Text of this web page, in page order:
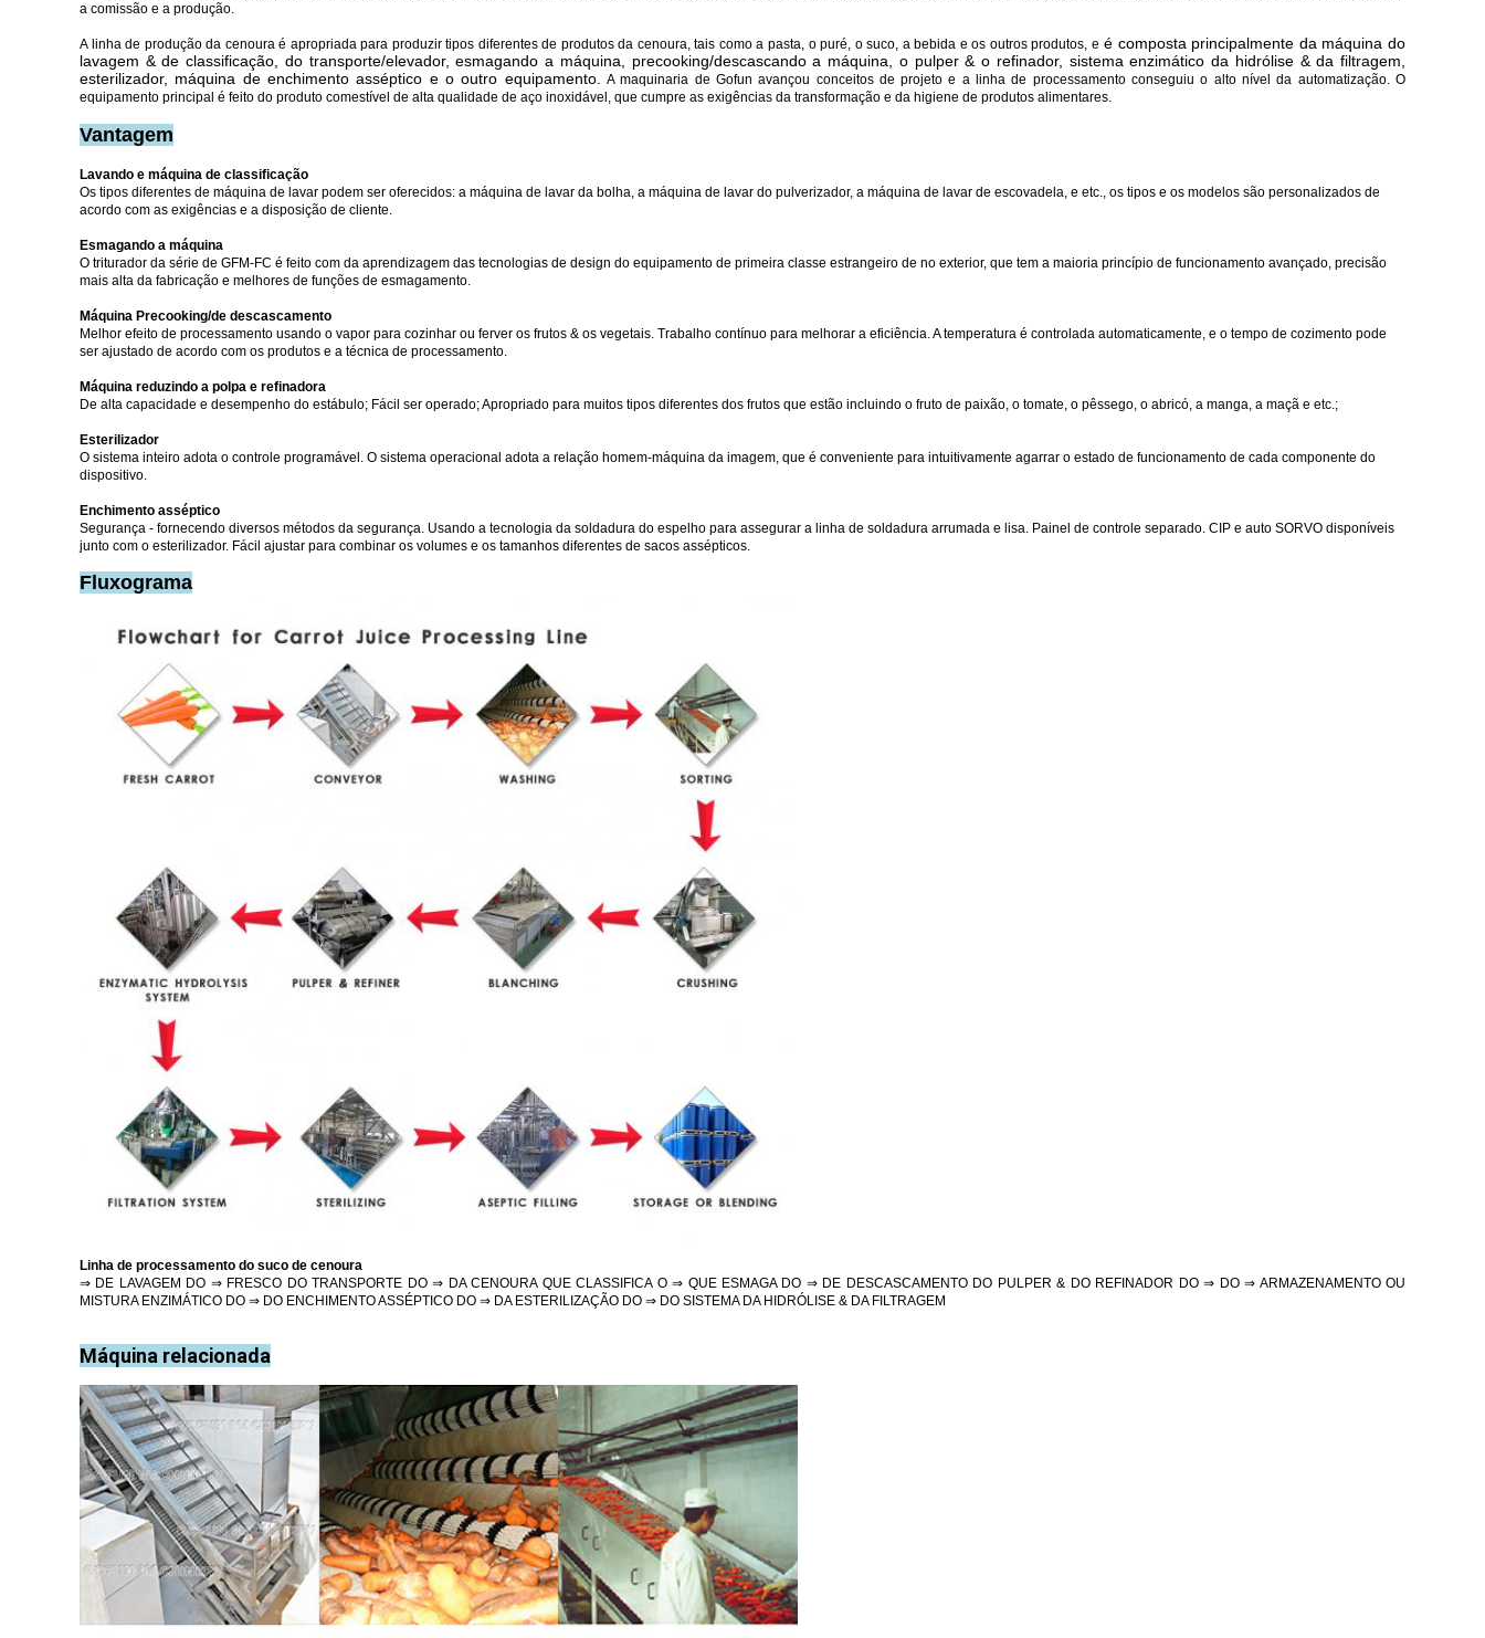
a comissão e a produção.
A linha de produção da cenoura é apropriada para produzir tipos diferentes de produtos da cenoura, tais como a pasta, o puré, o suco, a bebida e os outros produtos, e é composta principalmente da máquina do
lavagem & de classificação, do transporte/elevador, esmagando a máquina, precooking/descascando a máquina, o pulper & o refinador, sistema enzimático da hidrólise & da filtragem,
esterilizador, máquina de enchimento asséptico e o outro equipamento.
A maquinaria de Gofun avançou conceitos de projeto e a linha de processamento conseguiu o alto nível da automatização. O
equipamento principal é feito do produto comestível de alta qualidade de aço inoxidável, que cumpre as exigências da transformação e da higiene de produtos alimentares.
Vantagem
Lavando e máquina de classificação
Os tipos diferentes de máquina de lavar podem ser oferecidos: a máquina de lavar da bolha, a máquina de lavar do pulverizador, a máquina de lavar de escovadela, e etc., os tipos e os modelos são personalizados de
acordo com as exigências e a disposição de cliente.
Esmagando a máquina
O triturador da série de GFM-FC é feito com da aprendizagem das tecnologias de design do equipamento de primeira classe estrangeiro de no exterior, que tem a maioria princípio de funcionamento avançado, precisão
mais alta da fabricação e melhores de funções de esmagamento.
Máquina Precooking/de descascamento
Melhor efeito de processamento usando o vapor para cozinhar ou ferver os frutos & os vegetais. Trabalho contínuo para melhorar a eficiência. A temperatura é controlada automaticamente, e o tempo de cozimento pode
ser ajustado de acordo com os produtos e a técnica de processamento.
Máquina reduzindo a polpa e refinadora
De alta capacidade e desempenho do estábulo; Fácil ser operado; Apropriado para muitos tipos diferentes dos frutos que estão incluindo o fruto de paixão, o tomate, o pêssego, o abricó, a manga, a maçã e etc.;
Esterilizador
O sistema inteiro adota o controle programável. O sistema operacional adota a relação homem-máquina da imagem, que é conveniente para intuitivamente agarrar o estado de funcionamento de cada componente do
dispositivo.
Enchimento asséptico
Segurança - fornecendo diversos métodos da segurança. Usando a tecnologia da soldadura do espelho para assegurar a linha de soldadura arrumada e lisa. Painel de controle separado. CIP e auto SORVO disponíveis
junto com o esterilizador. Fácil ajustar para combinar os volumes e os tamanhos diferentes de sacos assépticos.
Fluxograma
Linha de processamento do suco de cenoura
⇒ DE LAVAGEM DO ⇒ FRESCO DO TRANSPORTE DO ⇒ DA CENOURA QUE CLASSIFICA O ⇒ QUE ESMAGA DO ⇒ DE DESCASCAMENTO DO PULPER & DO REFINADOR DO ⇒ DO ⇒ ARMAZENAMENTO OU
MISTURA ENZIMÁTICO DO ⇒ DO ENCHIMENTO ASSÉPTICO DO ⇒ DA ESTERILIZAÇÃO DO ⇒ DO SISTEMA DA HIDRÓLISE & DA FILTRAGEM
Máquina relacionada